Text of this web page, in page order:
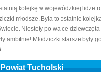
kolejkę w wojewódzkiej lidze
młodsze. Była to ostatnie
Niestety po walce
ambitnie! Młodziczki starsze
Tucholski